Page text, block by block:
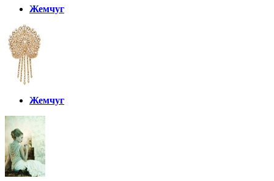
Жемчуг
Жемчуг